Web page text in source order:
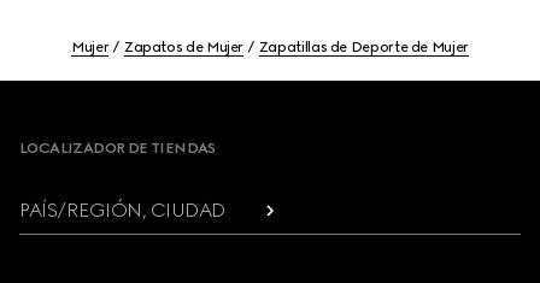
Mujer Zapatos de Mujer Zapatillas de Deporte de Mujer
LOCALIZADOR DE TIENDAS
PAÍS/REGIÓN, CIUDAD